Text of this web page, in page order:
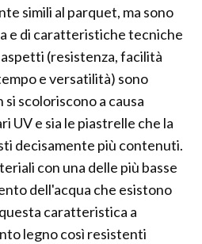
simili al parquet, ma sono
e di caratteristiche tecniche
(resistenza, facilità
e versatilità) sono
scoloriscono a causa
UV e sia le piastrelle che la
decisamente più contenuti.
con una delle più basse
dell'acqua che esistono
caratteristica a
legno così resistenti